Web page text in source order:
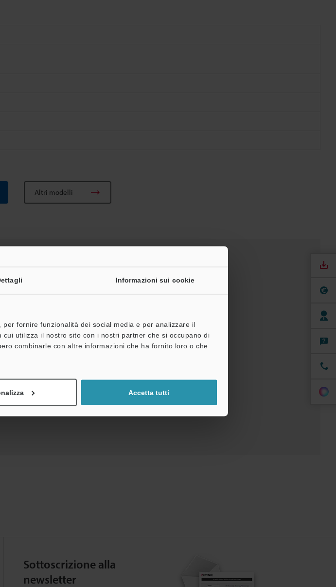
Informazioni sui cookie
fornire funzionalità dei social media e per analizzare il
utilizza il nostro sito con i nostri partner che si occupano di
combinarle con altre informazioni che ha fornito loro o che
Accetta tutti
Altri modelli
Sottoscrizione alla
newsletter